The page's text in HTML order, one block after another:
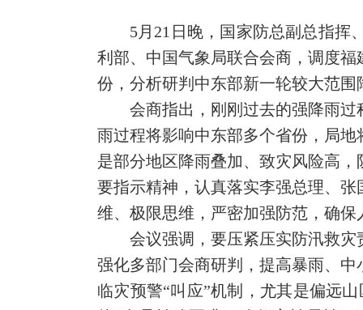
5月21日晚，国家防总副总指挥
利部、中国气象局联合会商，调度
份，分析研判中东部新一轮较大范
会商指出，刚刚过去的强降雨
雨过程将影响中东部多个省份，局
是部分地区降雨叠加、致灾风险高
要指示精神，认真落实李强总理、
维、极限思维，严密加强防范，确
会议强调，要压紧压实防汛救
强化多部门会商研判，提高暴雨、
临灾预警“叫应”机制，尤其是偏远